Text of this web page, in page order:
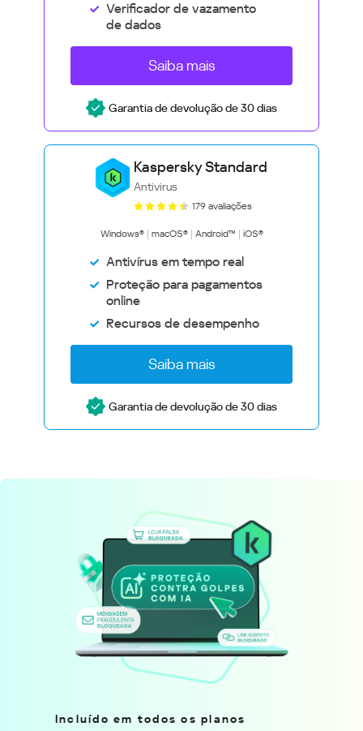
Verificador de vazamento
de dados
Saiba mais
Garantia de devolução de 30 dias
Kaspersky Standard
Antivirus
179 avaliações
Windows® macOS® Android™ iOS®
Antivírus em tempo real
Proteção para pagamentos
online
Recursos de desempenho
Saiba mais
Garantia de devolução de 30 dias
Incluído em todos os planos